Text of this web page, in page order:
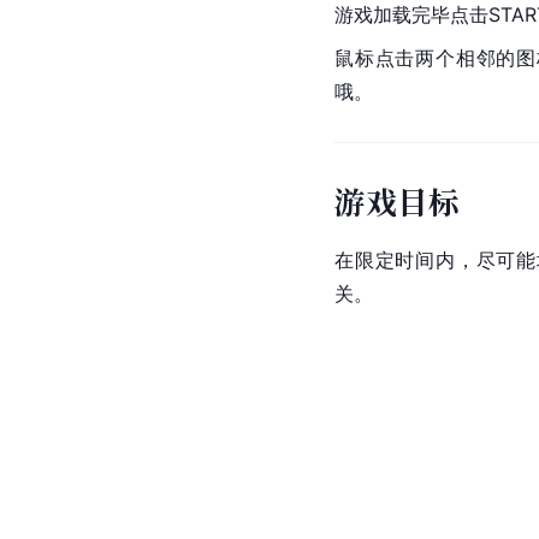
游戏加载完毕点击
鼠标点击两个相邻的
哦。
游戏目标
在限定时间内，尽可
关。